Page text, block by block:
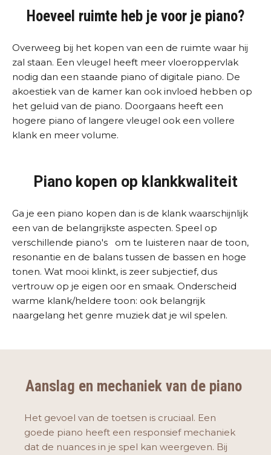
Hoeveel ruimte heb je voor je piano?
Overweeg bij het kopen van een de ruimte waar hij
zal staan. Een vleugel heeft meer vloeroppervlak
nodig dan een staande piano of digitale piano. De
akoestiek van de kamer kan ook invloed hebben op
het geluid van de piano. Doorgaans heeft een
hogere piano of langere vleugel ook een vollere
klank en meer volume.
Piano kopen op klankkwaliteit
Ga je een piano kopen dan is de klank waarschijnlijk
een van de belangrijkste aspecten. Speel op
verschillende piano's om te luisteren naar de toon,
resonantie en de balans tussen de bassen en hoge
tonen. Wat mooi klinkt, is zeer subjectief, dus
vertrouw op je eigen oor en smaak. Onderscheid
warme klank/heldere toon: ook belangrijk
naargelang het genre muziek dat je wil spelen.
Aanslag en mechaniek van de piano
Het gevoel van de toetsen is cruciaal. Een
goede piano heeft een responsief mechaniek
dat de nuances in je spel kan weergeven. Bij